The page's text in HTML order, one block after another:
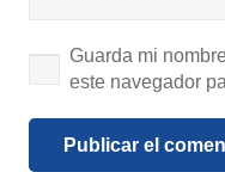
Guarda mi
este navegador
Publicar el